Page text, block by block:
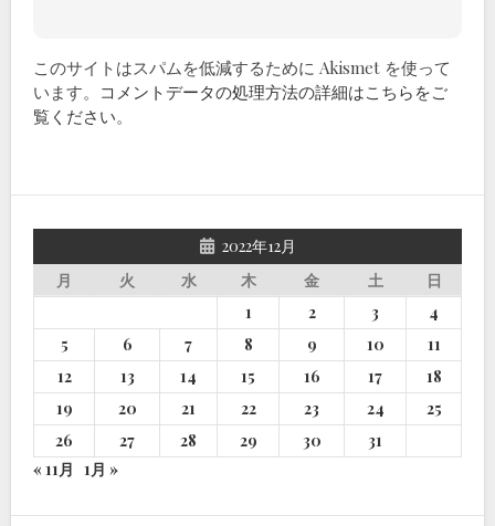
このサイトはスパムを低減するために Akismet を使って
います。 コメントデータの処理方法の詳細はこちらをご
覧ください。
2022年12月
月
火 水 木 金 土
日
1
2 3
4
5
6 7 8 9 10
11
12
13 14 15 16 17
18
19
20 21 22 23 24
25
26
27 28 29 30
31
« 11月 1月 »